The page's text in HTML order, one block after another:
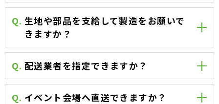
Q. 生地や部品を支給して製造をお願いで
きますか？
Q. 配送業者を指定できますか？
Q. イベント会場へ直送できますか？